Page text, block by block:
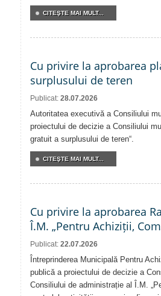
CITEŞTE MAI MULT...
Cu privire la aprobarea
surplusului de teren
Publicat: 28.07.2026
Autoritatea executivă a Consiliului
proiectului de decizie a Consiliului
gratuit a surplusului de teren“.
CITEŞTE MAI MULT...
Cu privire la aprobarea
Î.M. „Pentru Achiziții,
Publicat: 22.07.2026
Întreprinderea Municipală Pentru
publică a proiectului de decizie a
Consiliului de administrație al Î.M.